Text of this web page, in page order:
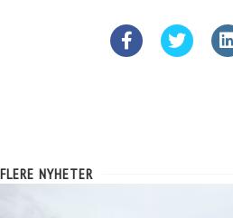
FLERE NYHETER